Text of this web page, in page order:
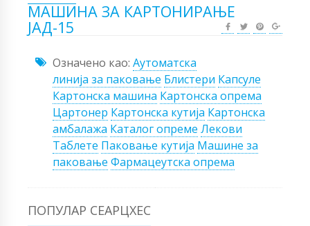
МАШИНА ЗА КАРТОНИРАЊЕ
ЈАД-15
Означено као: Аутоматска
линија за паковање Блистери Капсуле
Картонска машина Картонска опрема
Цартонер Картонска кутија Картонска
амбалажа Каталог опреме Лекови
Таблете Паковање кутија Машине за
паковање Фармацеутска опрема
ПОПУЛАР СЕАРЦХЕС